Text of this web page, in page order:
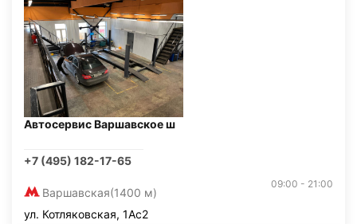
Автосервис Варшавское ш
+7 (495) 182-17-65
Варшавская(1400 м)
09:00 - 21:00
ул. Котляковская, 1Ас2